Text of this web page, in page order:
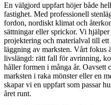
En välgjord uppfart höjer både
fastighet. Med professionell
fordon, nordiskt klimat och
sättningar eller sprickor. Vi
projektering och materialval till ett
läggning av marksten. Vårt fokus
livslängd: rätt fall för avrinning,
håller formen i många år. Oavsett
marksten i raka mönster eller en
skapar vi en uppfart som passar
året runt.